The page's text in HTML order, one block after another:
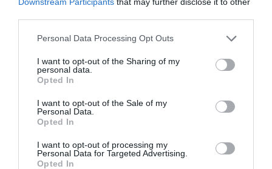
Please note that this website/app uses one or more Google
not limited to your visit or usage behaviour. You may click to
grant or deny consent to Google and its third-party tags to
use your data for below specified purposes in below Google
consent section.
Personal Data Processing Opt Outs
I want to opt-out of the Sharing of my
personal data.
Opted In
I want to opt-out of the Sale of my
Personal Data.
Opted In
I want to opt-out of processing my
Personal Data for Targeted Advertising.
Opted In
Sokba fájhat, ha valami rosszul sül el utazáskor
A nyaralás a tudatos pénzügyi menedzsment része
Ezek a világ legjobb városai
utazás